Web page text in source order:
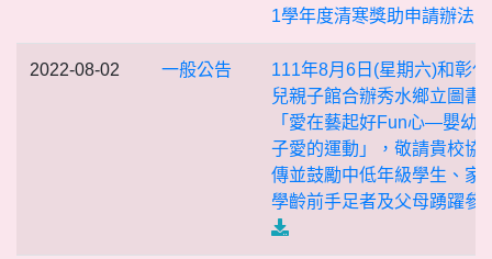
1學年度清寒獎助申請辦法
2022-08-02 一般公告
111年8月6日(星期六)和彰
兒親子館合辦秀水鄉立圖書
「愛在藝起好Fun心—嬰幼
子愛的運動」，敬請貴校協
傳並鼓勵中低年級學生、家
學齡前手足者及父母踴躍參